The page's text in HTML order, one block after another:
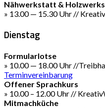
Nähwerkstatt &
» 13.00 — 15.30 Uhr //
Dienstag
Formularlotse
» 10.00 — 18.00 Uhr //
Terminvereinbarung
Offener Sprachkurs
» 10.00 – 12.00 Uhr //
Mitmachküche